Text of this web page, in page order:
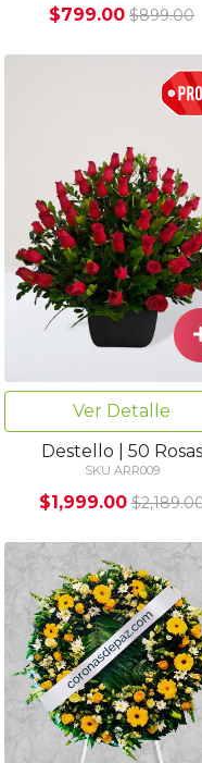
$799.00 $899.00
Ver Detalle
Destello | 50 Rosas
SKU ARR009
$1,999.00